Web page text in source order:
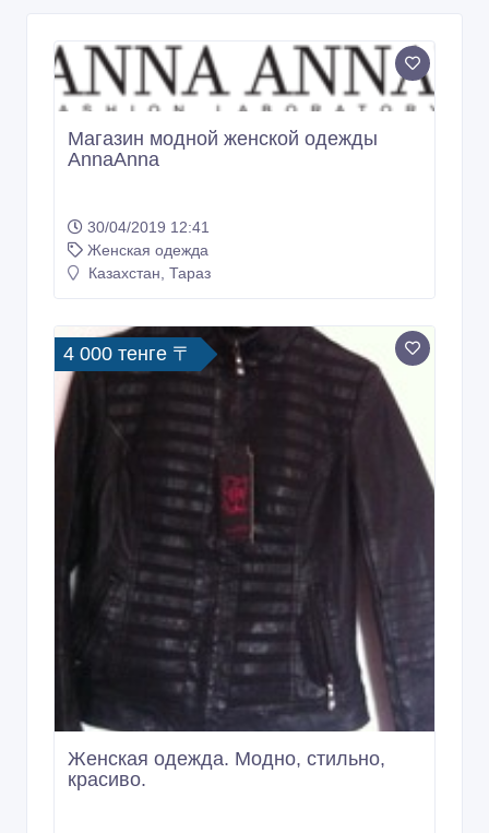
Магазин модной женской одежды
AnnaAnna
30/04/2019 12:41
Женская одежда
Казахстан, Тараз
4 000 тенге 〒
Женская одежда. Модно, стильно,
красиво.